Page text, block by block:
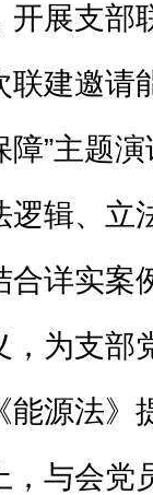
开展支部
联建邀请
障”主题
逻辑、立
合详实案
，为支部
能源法》
，与会党